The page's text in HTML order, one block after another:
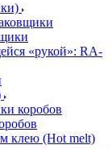
«рукой»: RA-
коробов
клею (Hot melt)